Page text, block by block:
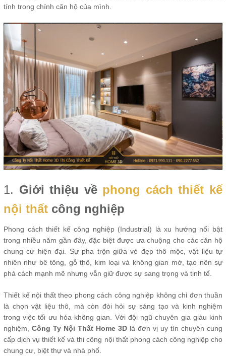
tính trong chính căn hộ của mình.
1. Giới thiệu về phong cách thiết kế
nội thất công nghiệp
Phong cách thiết kế công nghiệp (Industrial) là xu hướng nổi bật
trong nhiều năm gần đây, đặc biệt được ưa chuộng cho các căn hộ
chung cư hiện đại. Sự pha trộn giữa vẻ đẹp thô mộc, vật liệu tự
nhiên như bê tông, gỗ thô, kim loại và không gian mở, tạo nên sự
phá cách mạnh mẽ nhưng vẫn giữ được sự sang trọng và tinh tế.
Thiết kế nội thất theo phong cách công nghiệp không chỉ đơn thuần
là chọn vật liệu thô, mà còn đòi hỏi sự sáng tạo và kinh nghiệm
trong việc tối ưu hóa không gian. Với đội ngũ chuyên gia giàu kinh
nghiệm, Công Ty Nội Thất Home 3D là đơn vị uy tín chuyên cung
cấp dịch vụ thiết kế và thi công nội thất phong cách công nghiệp cho
chung cư, biệt thự và nhà phố.